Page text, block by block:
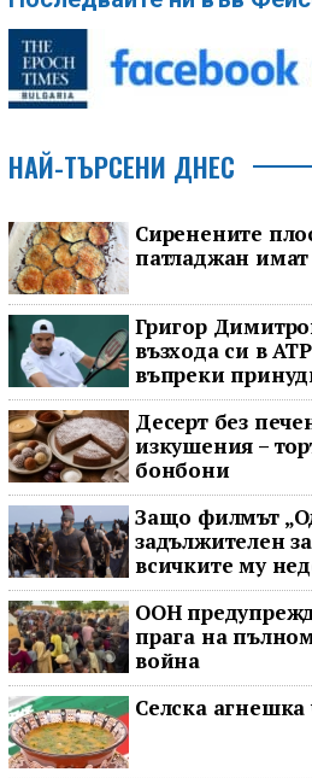
НАЙ-ТЪРСЕНИ ДНЕС
Сиренените
патладжан имат
Григор
възхода си в
въпреки
Десерт без
изкушения –
бонбони
Защо филмът
задължителен
всичките му
ООН
прага на
война
Селска агнешка